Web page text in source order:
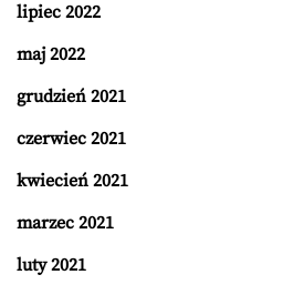
lipiec 2022
maj 2022
grudzień 2021
czerwiec 2021
kwiecień 2021
marzec 2021
luty 2021